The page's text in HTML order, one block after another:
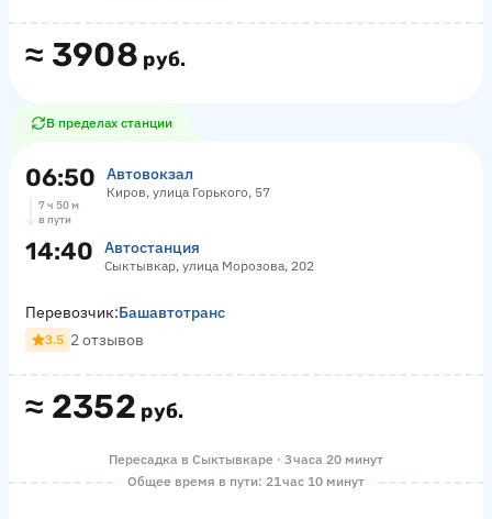
≈ 3908 руб.
В пределах станции
06:50 Автовокзал
Киров, улица Горького, 57
7 ч 50 м
в пути
14:40 Автостанция
Сыктывкар, улица Морозова, 202
≈ 2352 руб.
Перевозчик:Башавтотранс
3.5 2 отзывов
Пересадка в Сыктывкаре · 3 часа 20 минут
Общее время в пути: 21 час 10 минут